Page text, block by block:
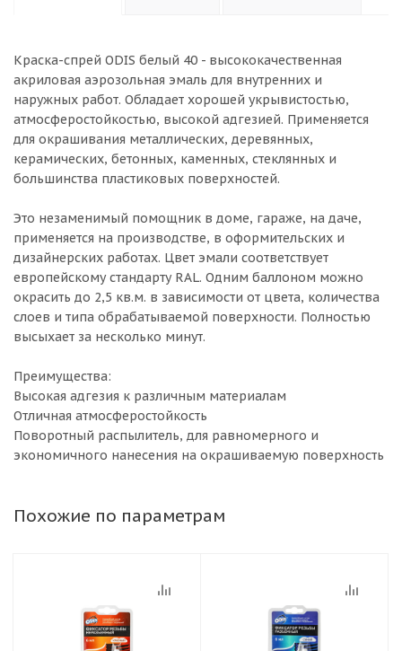
Краска-спрей ODIS белый 40 - высококачественная
акриловая аэрозольная эмаль для внутренних и
наружных работ. Обладает хорошей укрывистостью,
атмосферостойкостью, высокой адгезией. Применяется
для окрашивания металлических, деревянных,
керамических, бетонных, каменных, стеклянных и
большинства пластиковых поверхностей.
Это незаменимый помощник в доме, гараже, на даче,
применяется на производстве, в оформительских и
дизайнерских работах. Цвет эмали соответствует
европейскому стандарту RAL. Одним баллоном можно
окрасить до 2,5 кв.м. в зависимости от цвета, количества
слоев и типа обрабатываемой поверхности. Полностью
высыхает за несколько минут.
Преимущества:
Высокая адгезия к различным материалам
Отличная атмосферостойкость
Поворотный распылитель, для равномерного и
экономичного нанесения на окрашиваемую поверхность
Похожие по параметрам